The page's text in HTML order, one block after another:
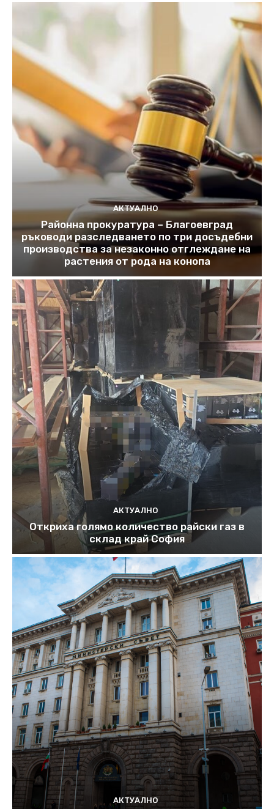
АКТУАЛНО
Районна прокуратура – Благоевград
ръководи разследването по три досъдебни
производства за незаконно отглеждане на
растения от рода на конопа
АКТУАЛНО
Откриха голямо количество райски газ в
склад край София
АКТУАЛНО